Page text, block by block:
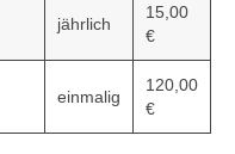
jährlich
15,00
€
einmalig
120,00
€